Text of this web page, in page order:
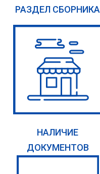
РАЗДЕЛ СБОРНИКА
НАЛИЧИЕ
ДОКУМЕНТОВ